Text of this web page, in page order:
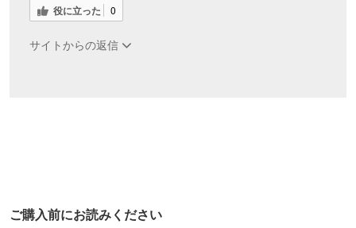
役に立った 0
サイトからの返信
ご購入前にお読みください